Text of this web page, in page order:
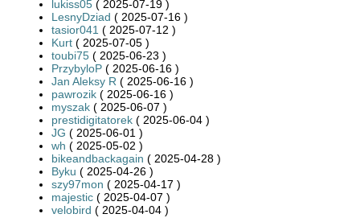
lukiss05 ( 2025-07-19 )
LesnyDziad ( 2025-07-16 )
tasior041 ( 2025-07-12 )
Kurt ( 2025-07-05 )
toubi75 ( 2025-06-23 )
PrzybyloP ( 2025-06-16 )
Jan Aleksy R ( 2025-06-16 )
pawrozik ( 2025-06-16 )
myszak ( 2025-06-07 )
prestidigitatorek ( 2025-06-04 )
JG ( 2025-06-01 )
wh ( 2025-05-02 )
bikeandbackagain ( 2025-04-28 )
Byku ( 2025-04-26 )
szy97mon ( 2025-04-17 )
majestic ( 2025-04-07 )
velobird ( 2025-04-04 )